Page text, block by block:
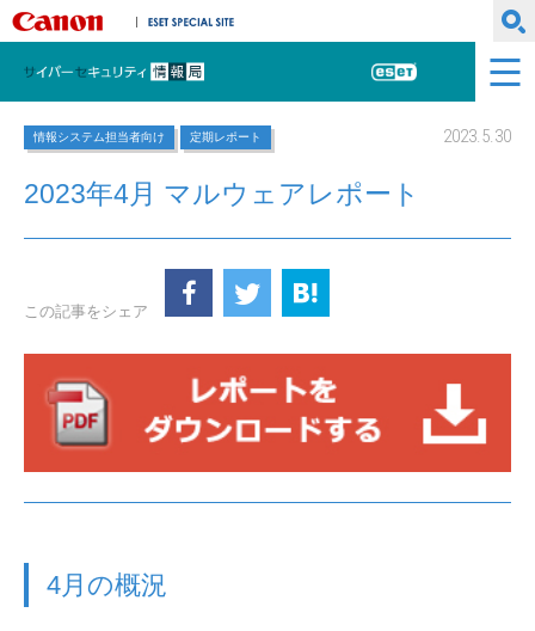
キヤノンマーケティングジャパン株式会社
サイバーセキュリティ情報局
ESET
情報システム担当者向け 定期レポート 2023.5.30
2023年4月 マルウェアレポート
この記事をシェア
4月の概況